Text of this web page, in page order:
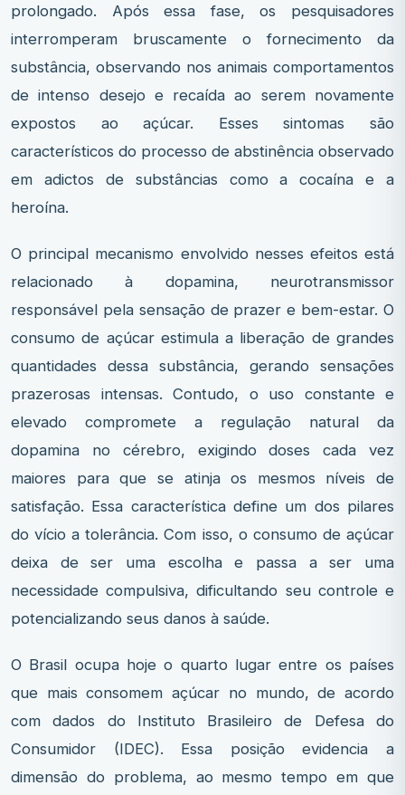
prolongado. Após essa fase, os pesquisadores
interromperam bruscamente o fornecimento da
substância, observando nos animais comportamentos
de intenso desejo e recaída ao serem novamente
expostos ao açúcar. Esses sintomas são
característicos do processo de abstinência observado
em adictos de substâncias como a cocaína e a
heroína.
O principal mecanismo envolvido nesses efeitos está
relacionado à dopamina, neurotransmissor
responsável pela sensação de prazer e bem-estar. O
consumo de açúcar estimula a liberação de grandes
quantidades dessa substância, gerando sensações
prazerosas intensas. Contudo, o uso constante e
elevado compromete a regulação natural da
dopamina no cérebro, exigindo doses cada vez
maiores para que se atinja os mesmos níveis de
satisfação. Essa característica define um dos pilares
do vício a tolerância. Com isso, o consumo de açúcar
deixa de ser uma escolha e passa a ser uma
necessidade compulsiva, dificultando seu controle e
potencializando seus danos à saúde.
O Brasil ocupa hoje o quarto lugar entre os países
que mais consomem açúcar no mundo, de acordo
com dados do Instituto Brasileiro de Defesa do
Consumidor (IDEC). Essa posição evidencia a
dimensão do problema, ao mesmo tempo em que